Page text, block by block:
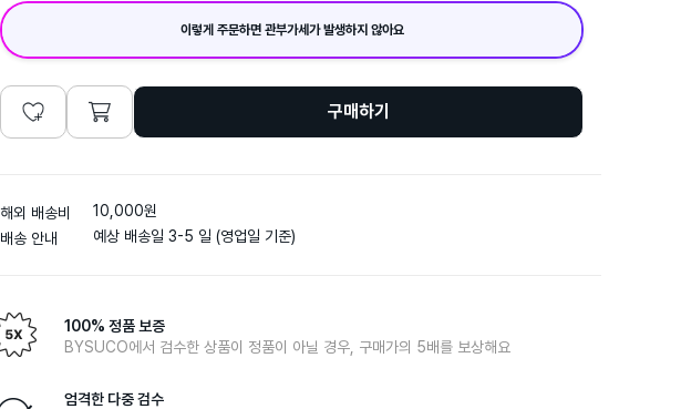
이렇게 주문하면 관부가세가 발생하지 않아요
구매하기
해외 배송비
10,000원
배송 안내
예상 배송일 3-5 일 (영업일 기준)
100% 정품 보증
BYSUCO에서 검수한 상품이 정품이 아닐 경우, 구매가의 5배를 보상해요
엄격한 다중 검수